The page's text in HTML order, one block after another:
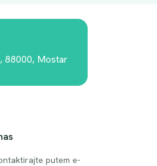
88000, Mostar
putem e-